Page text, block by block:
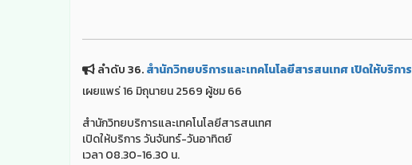
ลำดับ 36.สำนักวิทยบริการและเทคโนโลยีสารสนเทศ เปิดให้บริการ
เผยแพร่ 16 มิถุนายน 2569 ผู้ชม 66
สำนักวิทยบริการและเทคโนโลยีสารสนเทศ
เปิดให้บริการ วันจันทร์-วันอาทิตย์
เวลา 08.30-16.30 น.